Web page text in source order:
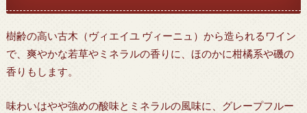
樹齢の高い古木（ヴィエイユ ヴィーニュ）から造られるワイン
で、爽やかな若草やミネラルの香りに、ほのかに柑橘系や磯の
香りもします。
味わいはやや強めの酸味とミネラルの風味に、グレープフルー